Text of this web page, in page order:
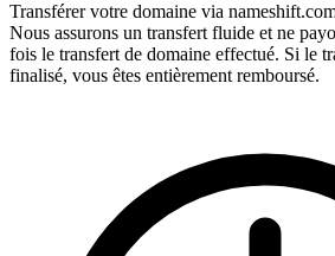
Transférer votre domaine via
Nous assurons un transfert fluide et ne
fois le transfert de domaine effectué. Si le
finalisé, vous êtes entièrement remboursé.